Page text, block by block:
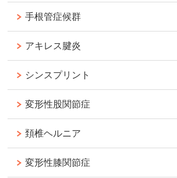
手根管症候群
アキレス腱炎
シンスプリント
変形性股関節症
頚椎ヘルニア
変形性膝関節症